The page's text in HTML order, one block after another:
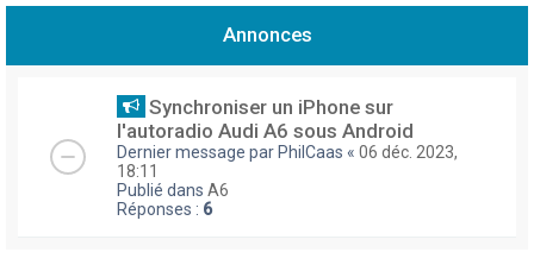
h
r
Annonces
Synchroniser un iPhone sur
l'autoradio Audi A6 sous Android
Dernier message par PhilCaas « 06 déc. 2023,
18:11
Publié dans A6
Réponses : 6